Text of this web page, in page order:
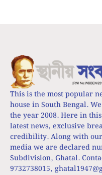
This is the most popular
house in South Bengal.
the year 2008. Here in
latest news, exclusive
credibility. Along with
media we are declared
Subdivision, Ghatal.
9732738015,